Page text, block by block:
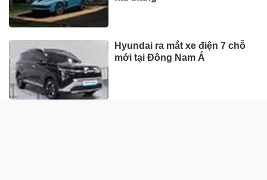
Hyundai ra mắt xe điện 7 chỗ
mới tại Đông Nam Á